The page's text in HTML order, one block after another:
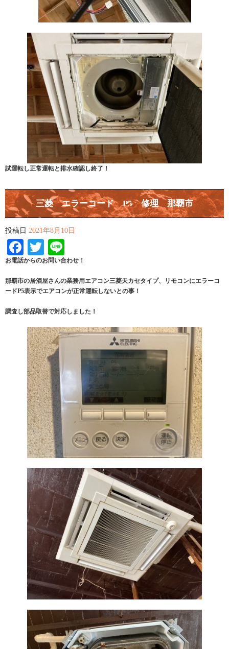
試運転し正常運転と排水確認し終了！
三菱 エラーコード P5 修理 那覇市
投稿日 2021年8月10日
Facebook
Twitter
お電話からのお問い合わせ！
那覇市の居酒屋さんの業務用エアコン三菱天カセタイプ、リモコンにエラーコ
ードP5表示でエアコンが正常運転しないとの事！
調査し部品取替で対応しました！